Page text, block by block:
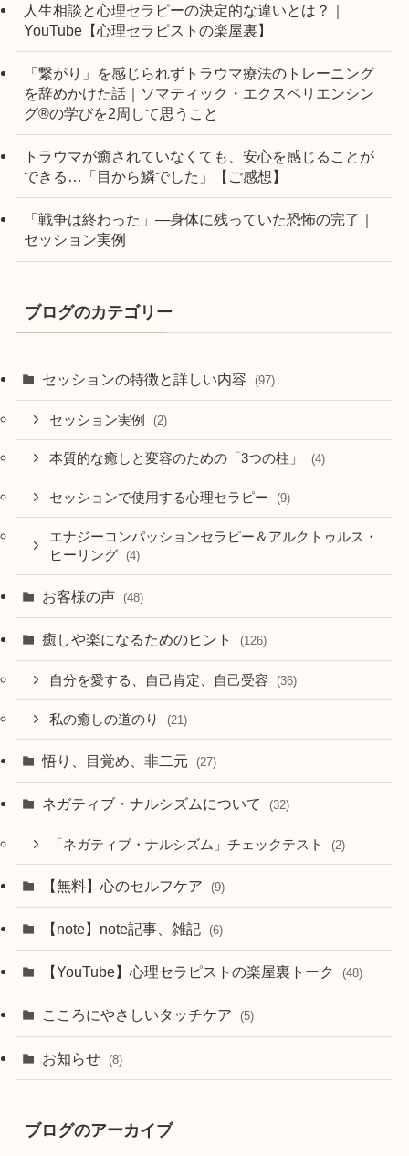
人生相談と心理セラピーの決定的な違いとは？｜
YouTube【心理セラピストの楽屋裏】
「繋がり」を感じられずトラウマ療法のトレーニング
を辞めかけた話｜ソマティック・エクスペリエンシン
グ®の学びを2周して思うこと
トラウマが癒されていなくても、安心を感じることが
できる…「目から鱗でした」【ご感想】
「戦争は終わった」―身体に残っていた恐怖の完了｜
セッション実例
ブログのカテゴリー
セッションの特徴と詳しい内容 (97)
セッション実例 (2)
本質的な癒しと変容のための「3つの柱」 (4)
セッションで使用する心理セラピー (9)
エナジーコンパッションセラピー＆アルクトゥルス・
ヒーリング
(4)
お客様の声 (48)
癒しや楽になるためのヒント (126)
自分を愛する、自己肯定、自己受容 (36)
私の癒しの道のり (21)
悟り、目覚め、非二元 (27)
ネガティブ・ナルシズムについて (32)
「ネガティブ・ナルシズム」チェックテスト (2)
【無料】心のセルフケア (9)
【note】note記事、雑記 (6)
【YouTube】心理セラピストの楽屋裏トーク (48)
こころにやさしいタッチケア (5)
お知らせ (8)
ブログのアーカイブ